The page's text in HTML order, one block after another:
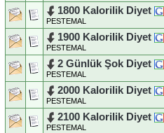
1800 Kalorilik Diyet
PESTEMAL
1900 Kalorilik Diyet
PESTEMAL
2 Günlük Şok Diyet
PESTEMAL
2000 Kalorilik Diyet
PESTEMAL
2100 Kalorilik Diyet
PESTEMAL